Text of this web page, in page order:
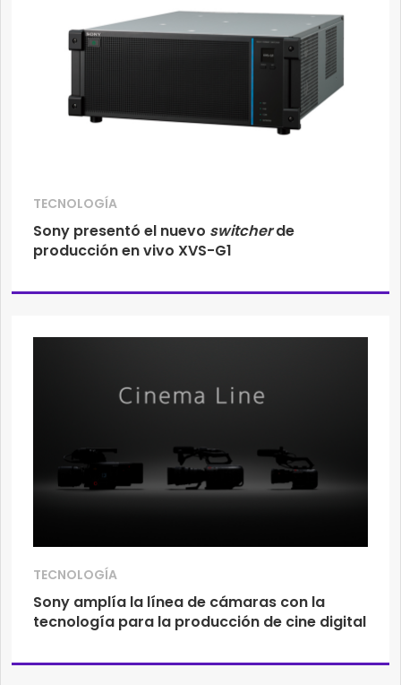
TECNOLOGÍA
Sony presentó el nuevo switcherde
producción en vivo XVS-G1
TECNOLOGÍA
Sony amplía la línea de cámaras con la
tecnología para la producción de cine digital